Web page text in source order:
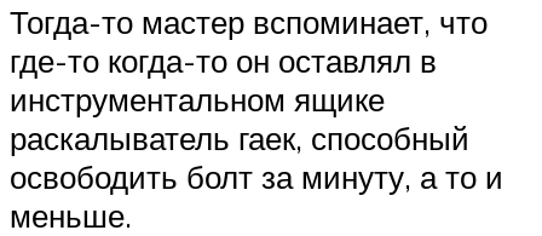
Тогда-то мастер вспоминает, что
где-то когда-то он оставлял в
инструментальном ящике
раскалыватель гаек, способный
освободить болт за минуту, а то и
меньше.